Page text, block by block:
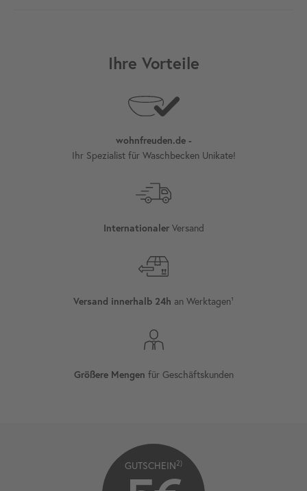
Ihre Vorteile
wohnfreuden.de -
Ihr Spezialist für Waschbecken Unikate!
InternationalerVersand
Versand innerhalb 24h an Werktagen¹
Größere Mengen für Geschäftskunden
GUTSCHEIN2)